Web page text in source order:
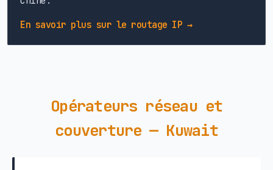
En savoir plus sur le routage IP →
Opérateurs réseau et
couverture — Kuwait